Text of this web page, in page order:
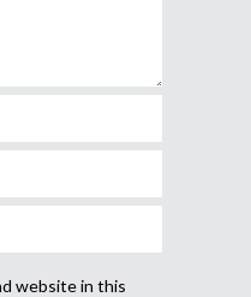
website in this